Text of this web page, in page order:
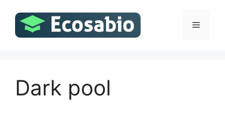
contenido
Menú
Dark pool